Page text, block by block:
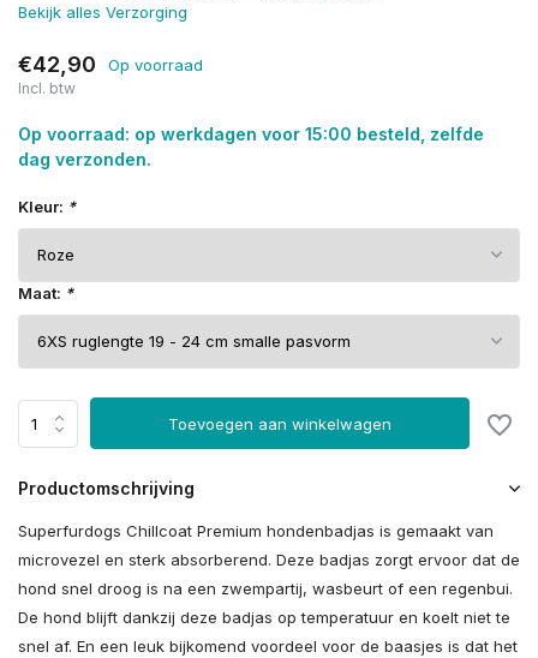
Bekijk alles Verzorging
€42,90 Op voorraad
Incl. btw
Op voorraad: op werkdagen voor 15:00 besteld, zelfde
dag verzonden.
Kleur: *
Maat: *
Toevoegen aan winkelwagen
Productomschrijving
Superfurdogs Chillcoat Premium hondenbadjas is gemaakt van
microvezel en sterk absorberend. Deze badjas zorgt ervoor dat de
hond snel droog is na een zwempartij, wasbeurt of een regenbui.
De hond blijft dankzij deze badjas op temperatuur en koelt niet te
snel af. En een leuk bijkomend voordeel voor de baasjes is dat het